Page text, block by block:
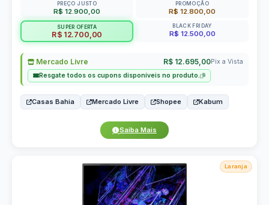
PREÇO JUSTO
R$ 12.900,00
PROMOÇÃO
R$ 12.800,00
SUPER OFERTA
R$ 12.700,00
BLACK FRIDAY
R$ 12.500,00
Mercado Livre R$ 12.695,00Pix a Vista
Resgate todos os cupons disponíveis no produto.
Casas Bahia Mercado Livre Shopee Kabum
Saiba Mais
Laranja